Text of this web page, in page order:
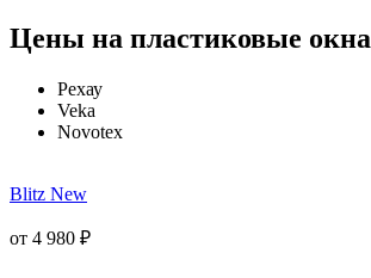
Цены на пластиковые окна
Рехау
Veka
Novotex
Blitz New
от 4 980 ₽